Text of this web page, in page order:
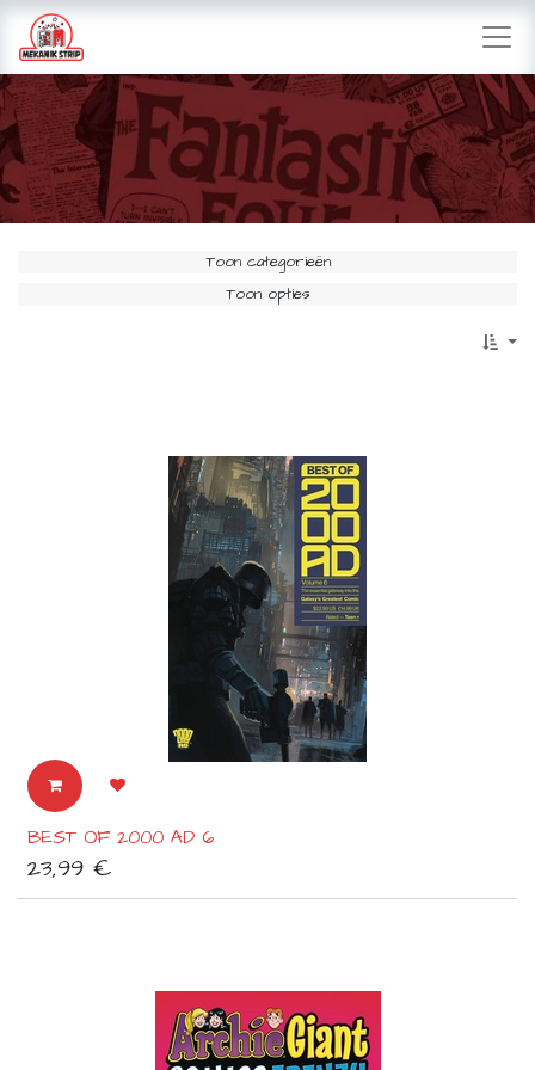
Toon categorieën
Toon opties
BEST OF 2000 AD 6
23,99 €